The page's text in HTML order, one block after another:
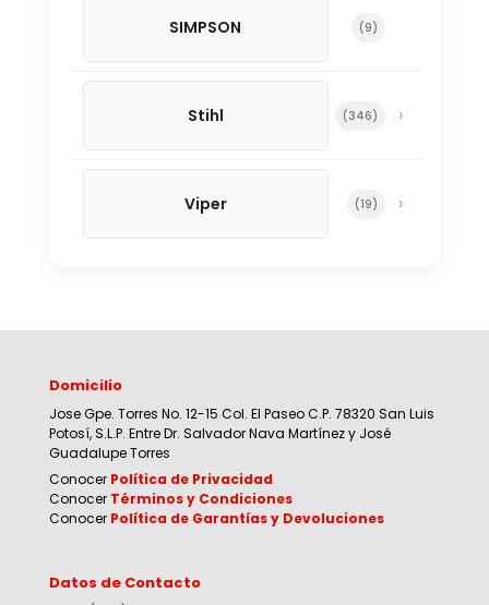
SIMPSON 99 productos
Stihl 346346 productos
Viper 1919 productos
Domicilio
Jose Gpe. Torres No. 12-15 Col. El Paseo C.P. 78320 San Luis
Potosí, S.L.P. Entre Dr. Salvador Nava Martínez y José
Guadalupe Torres
Conocer Política de Privacidad
Conocer Términos y Condiciones
Conocer Política de Garantías y Devoluciones
Datos de Contacto